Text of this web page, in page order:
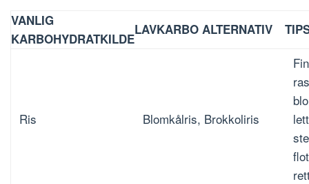
VANLIG
KARBOHYDRATKILDE
LAVKARBO ALTERNATIV
Ris Blomkålris, Brokkoliris